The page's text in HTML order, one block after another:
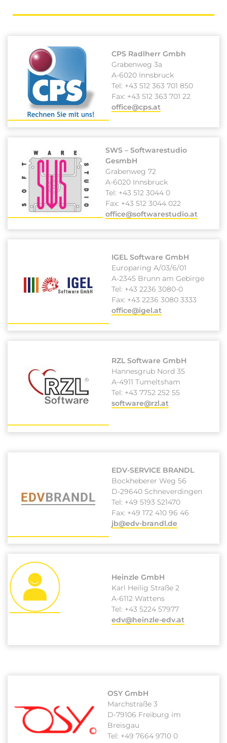
CPS Radlherr Gmbh
Grabenweg 3a
A-6020 Innsbruck
Tel: +43 512 363 701 850
Fax: +43 512 363 701 22
office@cps.at
SWS – Softwarestudio
GesmbH
Grabenweg 72
A-6020 Innsbruck
Tel: +43 512 3044 0
Fax: +43 512 3044 022
office@softwarestudio.at
IGEL Software GmbH
Europaring A/03/6/01
A-2345 Brunn am Gebirge
Tel: +43 2236 3080-0
Fax: +43 2236 3080 3333
office@igel.at
RZL Software GmbH
Hannesgrub Nord 35
A-4911 Tumeltsham
Tel: +43 7752 252 55
software@rzl.at
EDV-SERVICE BRANDL
Bockheberer Weg 56
D-29640 Schneverdingen
Tel: +49 5193 521470
Fax: +49 172 410 96 46
jb@edv-brandl.de
Heinzle GmbH
Karl Heilig Straße 2
A-6112 Wattens
Tel: +43 5224 57977
edv@heinzle-edv.at
OSY GmbH
Marchstraße 3
D-79106 Freiburg im
Breisgau
Tel: +49 7664 9710 0